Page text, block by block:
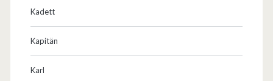
Kadett
Kapitän
Karl